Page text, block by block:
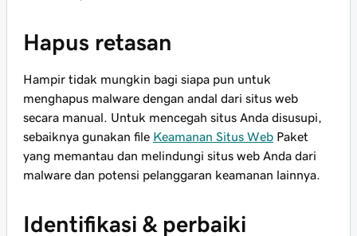
Hapus retasan
Hampir tidak mungkin bagi siapa pun untuk
menghapus malware dengan andal dari situs web
secara manual. Untuk mencegah situs Anda disusupi,
sebaiknya gunakan file Keamanan Situs Web Paket
yang memantau dan melindungi situs web Anda dari
malware dan potensi pelanggaran keamanan lainnya.
Identifikasi & perbaiki